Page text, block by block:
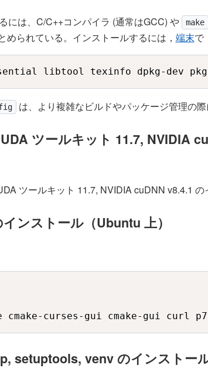
には、C/C++コンパイラ (通常はGCC) や make
められている。インストールするには， 端末で
libtool texinfo dpkg-dev
は、より複雑なビルドやパッケージ管理の
ツールキット 11.7, NVIDIA
ツールキット 11.7, NVIDIA cuDNN v8.4.1 の
ンストール（Ubuntu 上）
curses-gui cmake-gui curl
setuptools, venv のインストー